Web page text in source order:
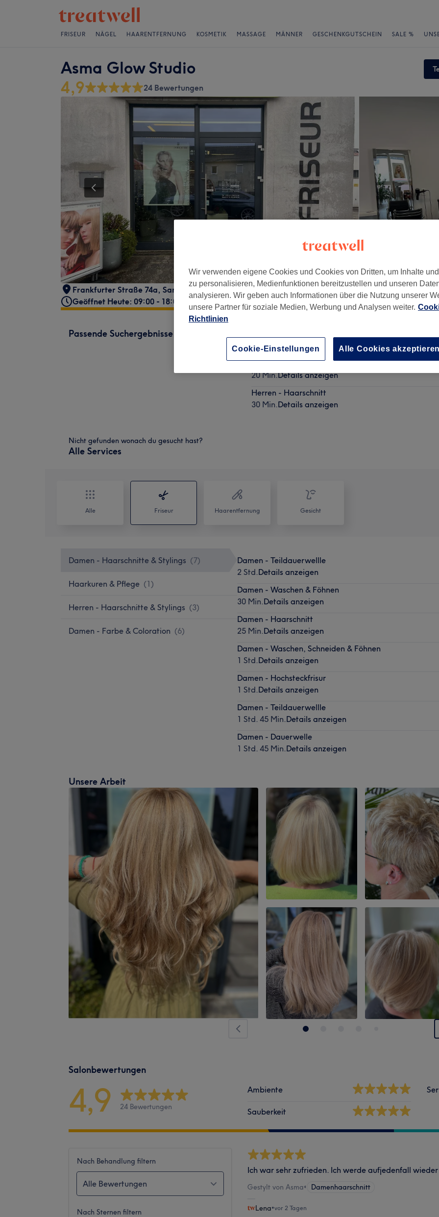
FRISEUR NÄGEL HAARENTFERNUNG KOSMETIK MASSAGE MÄNNER GESCHENKGUTSCHEIN SALE %
Asma Glow Studio
4,9 24 Bewertungen
Frankfurter Straße 74a, Sankt Augustin, 53757
Geöffnet Heute: 09:00 - 18:00
Passende Suchergebnisse
1 Std.Details anzeigen
Herren - Maschinenhaarschnitt
20 Min.Details anzeigen
Herren - Haarschnitt
30 Min.Details anzeigen
Nicht gefunden wonach du gesucht hast?
Alle Services
Alle Friseur Haarentfernung Gesicht
Damen - Haarschnitte & Stylings (7)
Haarkuren & Pflege (1)
Herren - Haarschnitte & Stylings (3)
Damen - Farbe & Coloration (6)
Damen - Teildauerwellle
2 Std.Details anzeigen
Damen - Waschen & Föhnen
30 Min.Details anzeigen
Damen - Haarschnitt
25 Min.Details anzeigen
Damen - Waschen, Schneiden & Föhnen
1 Std.Details anzeigen
Damen - Hochsteckfrisur
1 Std.Details anzeigen
Damen - Teildauerwellle
1 Std. 45 Min.Details anzeigen
Damen - Dauerwelle
1 Std. 45 Min.Details anzeigen
Unsere Arbeit
Salonbewertungen
4,9 24 Bewertungen
Ambiente
Sauberkeit
Nach Behandlung filtern
Alle Bewertungen
Nach Sternen filtern
Ich war sehr zufrieden. Ich werde aufjedenfall
Gestylt von Asma• Damenhaarschnitt
Lena•vor 2 Tagen
Wir verwenden eigene Cookies und Cookies von Dritten, um Inhalte
zu personalisieren, Medienfunktionen bereitzustellen und unseren
analysieren. Wir geben auch Informationen über die Nutzung unserer
unsere Partner für soziale Medien, Werbung und Analysen weiter.
Richtlinien
Cookie-Einstellungen Alle Cookies